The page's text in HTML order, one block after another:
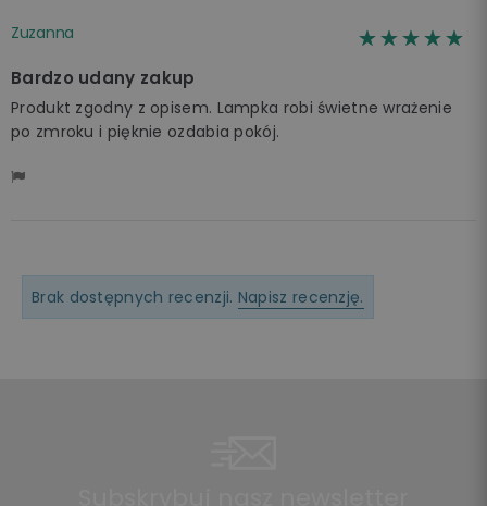
Zuzanna ☆☆☆☆☆
★★★★★
Bardzo udany zakup
Produkt zgodny z opisem. Lampka robi świetne wrażenie
po zmroku i pięknie ozdabia pokój.
Brak dostępnych recenzji. Napisz recenzję.